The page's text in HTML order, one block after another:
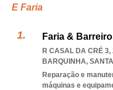
E Faria
Faria &
R CASAL DA CRÉ 3,
BARQUINHA,
Reparação e
máquinas e